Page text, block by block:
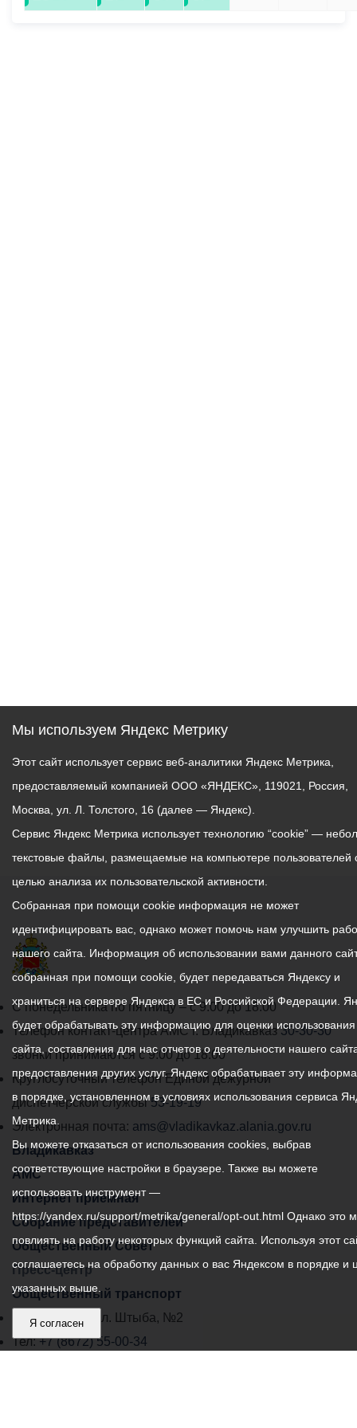
График
работы
администрации
местного
самоуправления
города
Владикавказ:
С понедельника по пятницу – с 9.00 до 18.00
Телефон контакт-центра АМС г. Владикавказ30-30-30
звонки принимаются с 9:00 до 18:00
Круглосуточный телефон Единой дежурной
диспетчерской службы53-19-19
Электронная почта: ams@vladikavkaz.alania.gov.ru
Владикавказ
АМС
Интернет приемная
Собрание представителей
Общественный Совет
Пресс-центр
Общественный транспорт
Владикавказ, пл. Штыба, №2
Тел:+7 (8672) 55-00-34
Мы используем Яндекс Метрику
Этот сайт использует сервис веб-аналитики Яндекс Метрика,
предоставляемый компанией ООО «ЯНДЕКС», 119021, Россия,
Москва, ул. Л. Толстого, 16 (далее — Яндекс).
Сервис Яндекс Метрика использует технологию “cookie” —
текстовые файлы, размещаемые на компьютере пользователей
целью анализа их пользовательской активности.
Собранная при помощи cookie информация не может
идентифицировать вас, однако может помочь нам улучшить
нашего сайта. Информация об использовании вами данного
собранная при помощи cookie, будет передаваться Яндексу и
храниться на сервере Яндекса в ЕС и Российской Федерации.
будет обрабатывать эту информацию для оценки
сайта, составления для нас отчетов о деятельности нашего
предоставления других услуг. Яндекс обрабатывает эту
в порядке, установленном в условиях использования сервиса
Метрика.
Вы можете отказаться от использования cookies, выбрав
соответствующие настройки в браузере. Также вы можете
использовать инструмент —
https://yandex.ru/support/metrika/general/opt-out.html Однако это
повлиять на работу некоторых функций сайта. Используя этот
соглашаетесь на обработку данных о вас Яндексом в порядке и
указанных выше.
Я согласен